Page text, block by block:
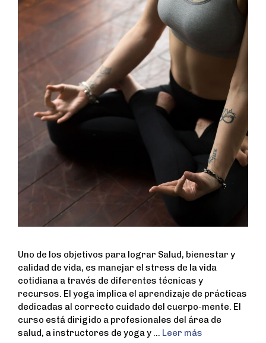
Uno de los objetivos para lograr Salud, bienestar y
calidad de vida, es manejar el stress de la vida
cotidiana a través de diferentes técnicas y
recursos. El yoga implica el aprendizaje de prácticas
dedicadas al correcto cuidado del cuerpo-mente. El
curso está dirigido a profesionales del área de
salud, a instructores de yoga y … Leer más